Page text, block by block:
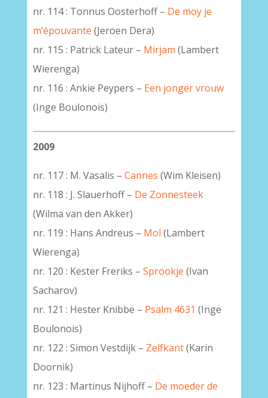
nr. 114 : Tonnus Oosterhoff – De moy je
m’épouvante (Jeroen Dera)
nr. 115 : Patrick Lateur – Mirjam (Lambert
Wierenga)
nr. 116 : Ankie Peypers – Een jonger vrouw
(Inge Boulonois)
2009
nr. 117 : M. Vasalis – Cannes (Wim Kleisen)
nr. 118 : J. Slauerhoff – De Zonnesteek
(Wilma van den Akker)
nr. 119 : Hans Andreus – Mol (Lambert
Wierenga)
nr. 120 : Kester Freriks – Sprookje (Ivan
Sacharov)
nr. 121 : Hester Knibbe – Psalm 4631 (Inge
Boulonois)
nr. 122 : Simon Vestdijk – Zelfkant(Karin
Doornik)
nr. 123 : Martinus Nijhoff – De moeder de